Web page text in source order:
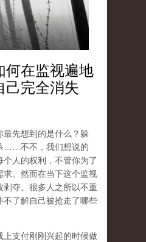
何在监视遍地
己完全消失
最先想到的是什么？躲
……不不，我们想说的
人的权利，不管你为了
求。然而在当下这个监视
剥夺。很多人之所以不重
不了解自己被抢走了哪些
上支付刚刚兴起的时候做